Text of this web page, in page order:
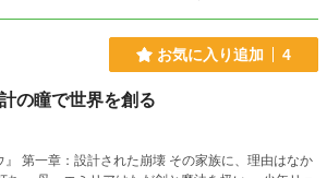
お気に入り追加 4
の瞳で世界を創る